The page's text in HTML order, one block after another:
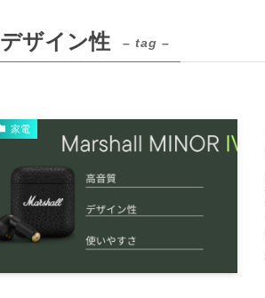
デザイン性 – tag –
家電